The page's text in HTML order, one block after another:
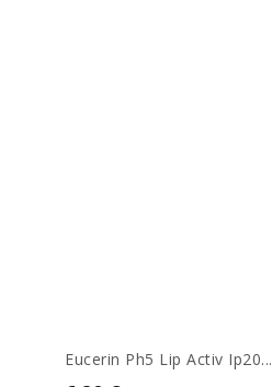
Eucerin Ph5 Lip Activ Ip20...